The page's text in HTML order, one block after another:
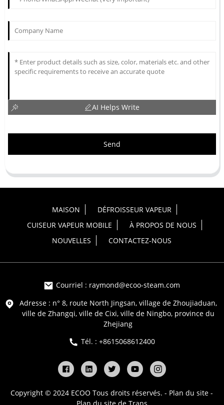
AI Helps Write
Send
MAISON
DÉFROISSEUR VAPEUR
CUISEUR VAPEUR MOBILE
À PROPOS DE NOUS
NOUVELLES
CONTACTEZ-NOUS
Courriel : raymond@ecoo-steam.com
Adresse : n° 8, route North Jingsan, village de Zhoujiaduan,
ville de Zhangqi, ville de Cixi, ville de Ningbo, province du
Zhejiang
Tél. : +8615068612400
Copyright © 2024 ECOO Tous droits réservés. - Plan du site -